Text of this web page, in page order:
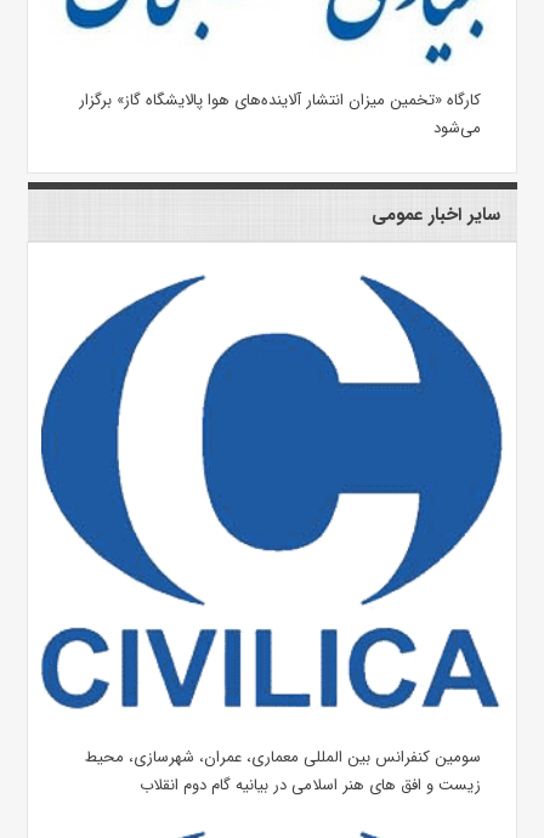
کارگاه «تخمین میزان انتشار آلاینده‌های هوا پالایشگاه گاز»​ برگزار
می‌شود
سایر اخبار عمومی
سومین کنفرانس بین المللی معماری، عمران، شهرسازی، محیط
زیست و افق های هنر اسلامی در بیانیه گام دوم انقلاب